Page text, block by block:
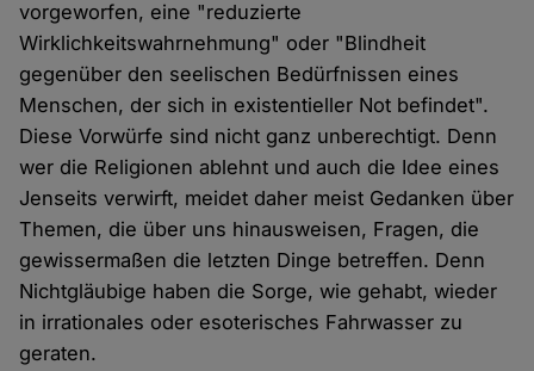
vorgeworfen, eine "reduzierte
Wirklichkeitswahrnehmung" oder "Blindheit
gegenüber den seelischen Bedürfnissen eines
Menschen, der sich in existentieller Not befindet".
Diese Vorwürfe sind nicht ganz unberechtigt. Denn
wer die Religionen ablehnt und auch die Idee eines
Jenseits verwirft, meidet daher meist Gedanken über
Themen, die über uns hinausweisen, Fragen, die
gewissermaßen die letzten Dinge betreffen. Denn
Nichtgläubige haben die Sorge, wie gehabt, wieder
in irrationales oder esoterisches Fahrwasser zu
geraten.